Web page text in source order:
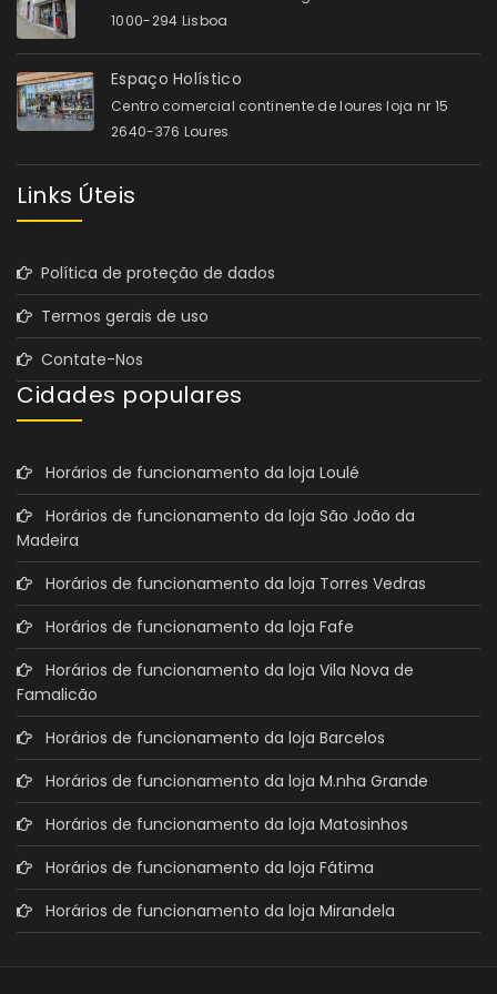
1000-294 Lisboa
Espaço Holístico
Centro comercial continente de loures loja nr 15
2640-376 Loures
Links Úteis
Política de proteção de dados
Termos gerais de uso
Contate-Nos
Cidades populares
Horários de funcionamento da loja Loulé
Horários de funcionamento da loja São João da
Madeira
Horários de funcionamento da loja Torres Vedras
Horários de funcionamento da loja Fafe
Horários de funcionamento da loja Vila Nova de
Famalicão
Horários de funcionamento da loja Barcelos
Horários de funcionamento da loja M.nha Grande
Horários de funcionamento da loja Matosinhos
Horários de funcionamento da loja Fátima
Horários de funcionamento da loja Mirandela